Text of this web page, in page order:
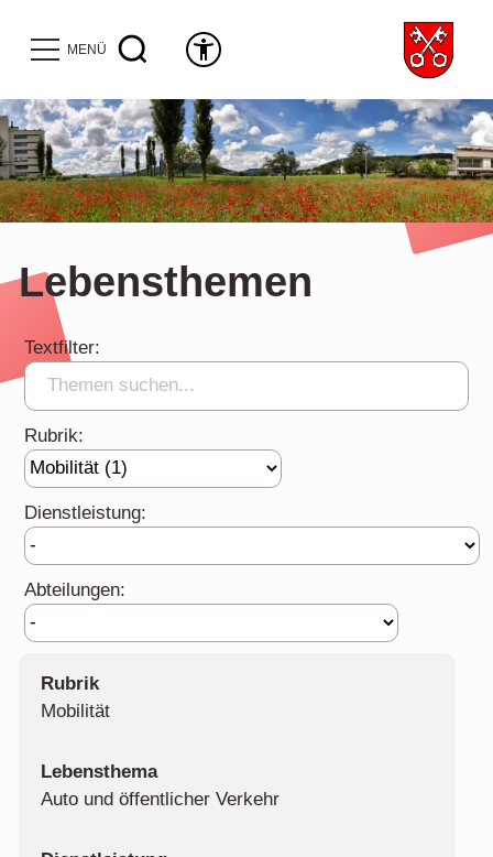
MENÜ
Lebensthemen
Textfilter:
Rubrik:
Dienstleistung:
Abteilungen:
Mobilität
Auto und öffentlicher Verkehr